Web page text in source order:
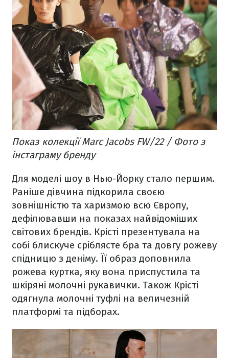
Показ колекції Marc Jacobs FW/22 / Фото з
інстаграму бренду
Для моделі шоу в Нью-Йорку стало першим.
Раніше дівчина підкорила своєю
зовнішністю та харизмою всю Європу,
дефілювавши на показах найвідоміших
світових брендів. Крісті презентувала на
собі блискуче сріблясте бра та довгу рожеву
спідницю з деніму. Її образ доповнила
рожева куртка, яку вона приспустила та
шкіряні молочні рукавички. Також Крісті
одягнула молочні туфлі на величезній
платформі та підборах.